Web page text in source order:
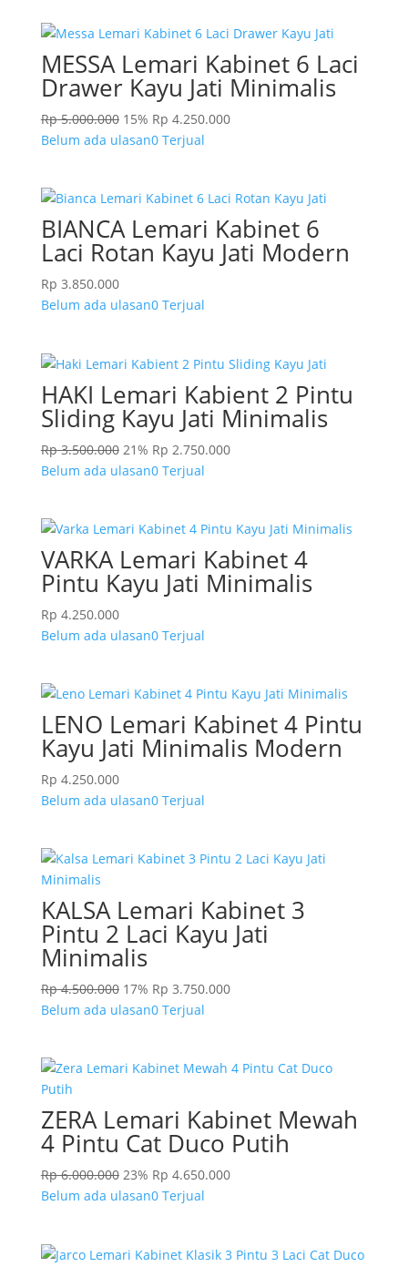
MESSA Lemari Kabinet 6 Laci
Drawer Kayu Jati Minimalis
Rp5.000.000 15% Rp 4.250.000
Belum ada ulasan0 Terjual
BIANCA Lemari Kabinet 6
Laci Rotan Kayu Jati Modern
Rp 3.850.000
Belum ada ulasan0 Terjual
HAKI Lemari Kabient 2 Pintu
Sliding Kayu Jati Minimalis
Rp3.500.000 21% Rp 2.750.000
Belum ada ulasan0 Terjual
VARKA Lemari Kabinet 4
Pintu Kayu Jati Minimalis
Rp 4.250.000
Belum ada ulasan0 Terjual
LENO Lemari Kabinet 4 Pintu
Kayu Jati Minimalis Modern
Rp 4.250.000
Belum ada ulasan0 Terjual
KALSA Lemari Kabinet 3
Pintu 2 Laci Kayu Jati
Minimalis
Rp4.500.000 17% Rp 3.750.000
Belum ada ulasan0 Terjual
ZERA Lemari Kabinet Mewah
4 Pintu Cat Duco Putih
Rp6.000.000 23% Rp 4.650.000
Belum ada ulasan0 Terjual